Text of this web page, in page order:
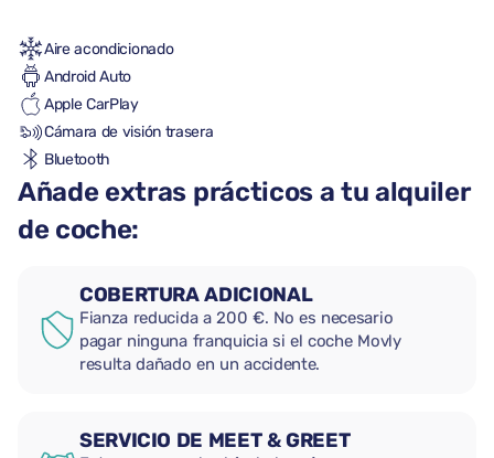
Aire acondicionado
Android Auto
Apple CarPlay
Cámara de visión trasera
Bluetooth
Añade extras prácticos a tu alquiler
de coche:
COBERTURA ADICIONAL
Fianza reducida a 200 €. No es necesario
pagar ninguna franquicia si el coche Movly
resulta dañado en un accidente.
SERVICIO DE MEET & GREET